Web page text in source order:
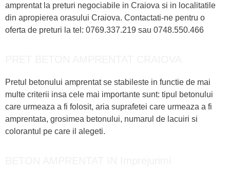
amprentat la preturi negociabile in Craiova si in localitatile
din apropierea orasului Craiova. Contactati-ne pentru o
oferta de preturi la tel: 0769.337.219 sau 0748.550.466
Pretul betonului amprentat se stabileste in functie de mai
multe criterii insa cele mai importante sunt: tipul betonului
care urmeaza a fi folosit, aria suprafetei care urmeaza a fi
amprentata, grosimea betonului, numarul de lacuiri si
colorantul pe care il alegeti.